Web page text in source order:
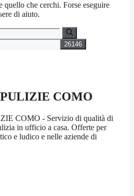
quello che cerchi. Forse eseguire
di aiuto.
COMO
COMO - Servizio di qualità di
in ufficio a casa. Offerte per
e ludico e nelle aziende di